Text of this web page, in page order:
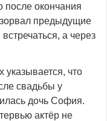
окончания
предыдущие
а через
указывается, что
свадьбы у
дочь София.
актёр не